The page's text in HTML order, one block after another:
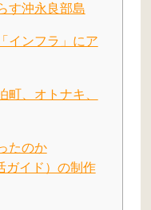
す沖永良部島
インフラ」にア
町、オトナキ、
たのか
ガイド）の制作